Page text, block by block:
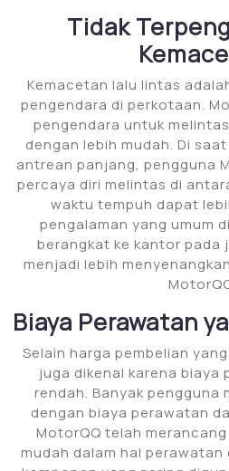
Tidak
Kemacetan lalu lintas
pengendara di perkotaan.
pengendara untuk
dengan lebih mudah. Di
antrean panjang, pengguna
percaya diri melintas di
waktu tempuh dapat
pengalaman yang umum
berangkat ke kantor pada
menjadi lebih
Biaya Perawatan
Selain harga pembelian
juga dikenal karena biaya
rendah. Banyak pengguna
dengan biaya perawatan
MotorQQ telah
mudah dalam hal perawatan